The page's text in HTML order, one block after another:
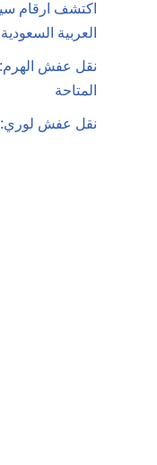
اكتشف ارقام
العربية السعودية
نقل عفش
المتاحة
نقل عفش لوري: